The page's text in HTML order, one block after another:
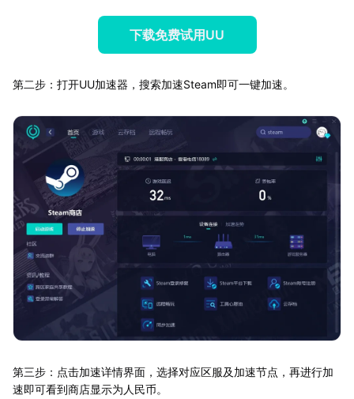
下载免费试用UU
第二步：打开UU加速器，搜索加速Steam即可一键加速。
第三步：点击加速详情界面，选择对应区服及加速节点，再进行加
速即可看到商店显示为人民币。